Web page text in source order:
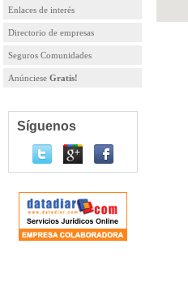
Enlaces de interés
Directorio de empresas
Seguros Comunidades
Anúnciese Gratis!
Síguenos